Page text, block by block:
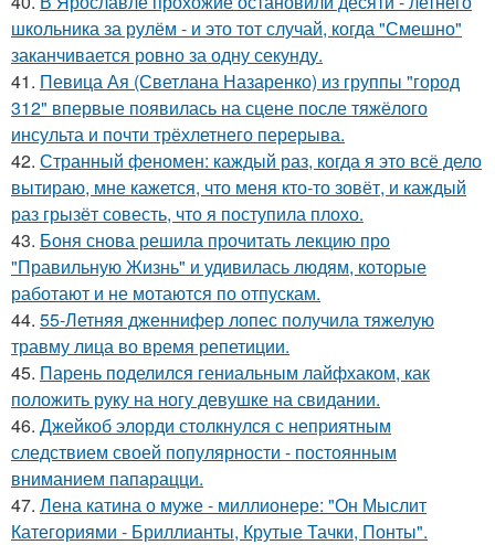
школьника за рулём - и это тот случай, когда "Смешно"
заканчивается ровно за одну секунду.
41. Певица Ая (Светлана Назаренко) из группы "город
312" впервые появилась на сцене после тяжёлого
инсульта и почти трёхлетнего перерыва.
42. Странный феномен: каждый раз, когда я это всё дело
вытираю, мне кажется, что меня кто-то зовёт, и каждый
раз грызёт совесть, что я поступила плохо.
43. Боня снова решила прочитать лекцию про
"Правильную Жизнь" и удивилась людям, которые
работают и не мотаются по отпускам.
44. 55-Летняя дженнифер лопес получила тяжелую
травму лица во время репетиции.
45. Парень поделился гениальным лайфхаком, как
положить руку на ногу девушке на свидании.
46. Джейкоб элорди столкнулся с неприятным
следствием своей популярности - постоянным
вниманием папарацци.
47. Лена катина о муже - миллионере: "Он Мыслит
Категориями - Бриллианты, Крутые Тачки, Понты".